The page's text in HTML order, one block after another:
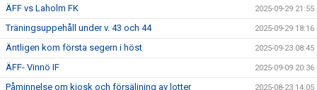
ÄFF vs Laholm FK 2025-09-29 21:55
Träningsuppehåll under v. 43 och 44 2025-09-29 18:16
Äntligen kom första segern i höst 2025-09-23 08:45
ÄFF- Vinnö IF 2025-09-09 20:36
Påminnelse om kiosk och försäljning av lotter 2025-08-23 14:05